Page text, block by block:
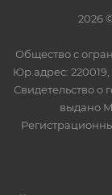
2026
Общество с
Юр.адрес:
Свидетельство о
выдано